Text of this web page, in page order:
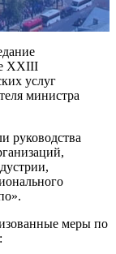
XXIII
услуг
министра
руководства
меры по